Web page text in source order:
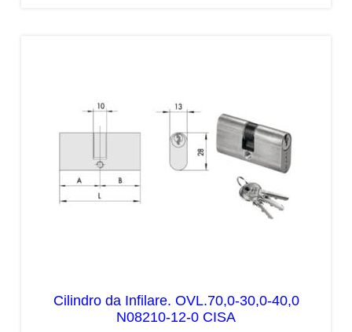
Cilindro da Infilare. OVL.70,0-30,0-40,0
N08210-12-0 CISA